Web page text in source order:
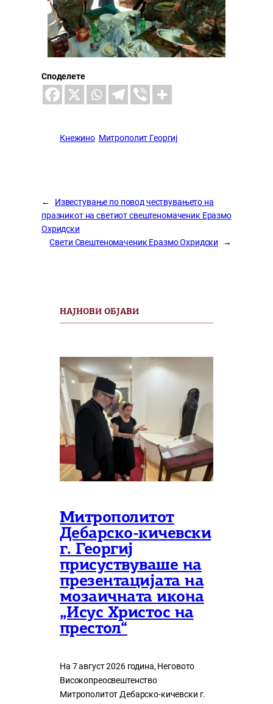
Споделете
Кнежино Митрополит Георгиј
←
Известување по повод чествувањето на
празникот на светиот свештеномаченик Еразмо
Охридски
Свети Свештеномаченик Еразмо Охридски
→
НАЈНОВИ ОБЈАВИ
Митрополитот
Дебарско-кичевски
г. Георгиј
присуствуваше на
презентацијата на
мозаичната икона
„Исус Христос на
престол“
На 7 август 2026 година, Неговото
Високопреосвештенство
Митрополитот Дебарско-кичевски г.